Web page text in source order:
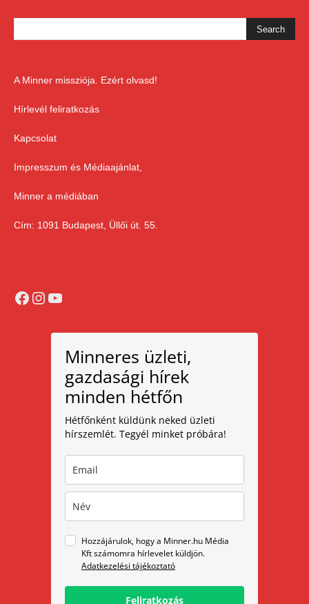
A Minner missziója. Ezért olvasd!
Hírlevél feliratkozás
Kapcsolat
Impresszum és Médiaajánlat,
Minner a médiában
Cím: 1091 Budapest, Üllői út. 55.
Facebook
Instagram
YouTube
Minneres üzleti,
gazdasági hírek
minden hétfőn
Hétfőnként küldünk neked üzleti
hírszemlét. Tegyél minket próbára!
Hozzájárulok, hogy a Minner.hu Média
Kft számomra hírlevelet küldjön.
Adatkezelési tájékoztató
Feliratkozás